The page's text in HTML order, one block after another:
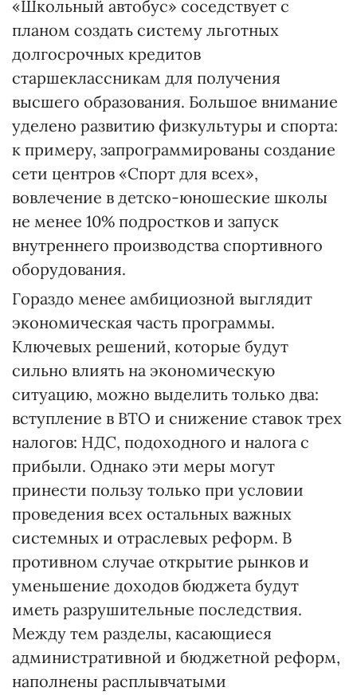
«Школьный автобус» соседствует с
планом создать систему льготных
долгосрочных кредитов
старшеклассникам для получения
высшего образования. Большое внимание
уделено развитию физкультуры и спорта:
к примеру, запрограммированы создание
сети центров «Спорт для всех»,
вовлечение в детско-юношеские школы
не менее 10% подростков и запуск
внутреннего производства спортивного
оборудования.
Гораздо менее амбициозной выглядит
экономическая часть программы.
Ключевых решений, которые будут
сильно влиять на экономическую
ситуацию, можно выделить только два:
вступление в ВТО и снижение ставок трех
налогов: НДС, подоходного и налога с
прибыли. Однако эти меры могут
принести пользу только при условии
проведения всех остальных важных
системных и отраслевых реформ. В
противном случае открытие рынков и
уменьшение доходов бюджета будут
иметь разрушительные последствия.
Между тем разделы, касающиеся
административной и бюджетной реформ,
наполнены расплывчатыми